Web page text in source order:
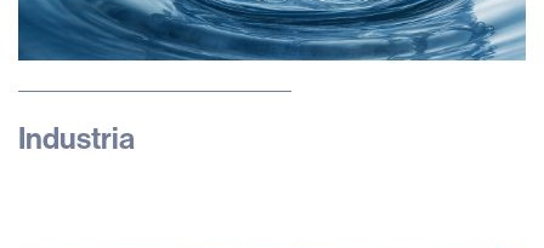
Industria